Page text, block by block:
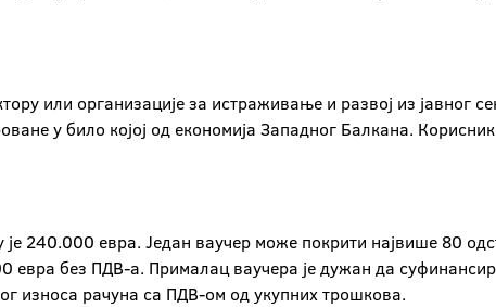
или организације за истраживање и развој из јавног
у било којој од економија Западног Балкана.
240.000 евра. Један ваучер може покрити највише 80
евра без ПДВ-а. Прималац ваучера је дужан да
износа рачуна са ПДВ-ом од укупних трошкова.